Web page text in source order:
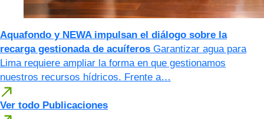
Aquafondo y NEWA impulsan el diálogo sobre la
recarga gestionada de acuíferos Garantizar agua para
Lima requiere ampliar la forma en que gestionamos
nuestros recursos hídricos. Frente a…
Ver todo Publicaciones